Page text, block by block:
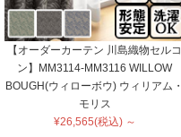
【オーダーカーテン 川島織物セルコ
ン】MM3114-MM3116 WILLOW
BOUGH(ウィローボウ) ウィリアム・
モリス
¥26,565(税込) ～